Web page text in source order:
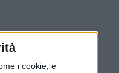
i cookie, e